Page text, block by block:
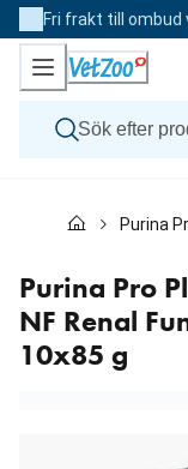
Skip
to
Content
Fri frakt till ombud
Katt
Veterinärfoder
Varumärken
Nyheter
Kampanj
Purina
Purina Pro
NF Renal
10x85 g